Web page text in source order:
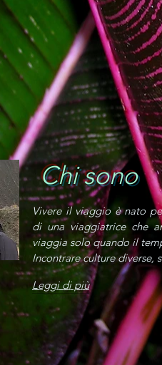
Chi sono
Vivere il viaggio è nato
di una viaggiatrice che
viaggia solo quando il
Incontrare culture
Leggi di più